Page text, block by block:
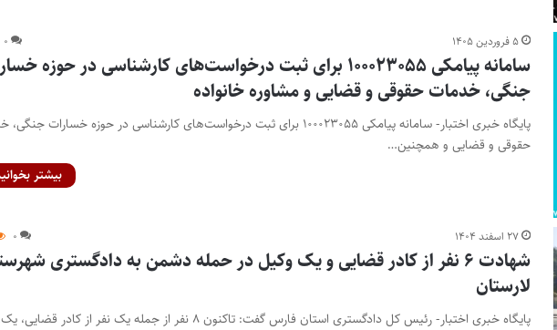
۵ فروردین ۱۴۰۵ ۰
سامانه پیامکی ۱۰۰۰۲۳۰۵۵ برای ثبت درخواست‌های کارشناسی در حوزه
جنگی، خدمات حقوقی و قضایی و مشاوره خانواده
پایگاه خبری اختبار- سامانه پیامکی ۱۰۰۰۲۳۰۵۵ برای ثبت درخواست‌های کارشناسی در حوزه خسارات
حقوقی و قضایی و همچنین…
بیشتر
۲۷ اسفند ۱۴۰۴ ۰
شهادت ۶ نفر از کادر قضایی و یک وکیل در حمله دشمن به دادگستری
لارستان
پایگاه خبری اختبار- رئیس کل دادگستری استان فارس گفت: تاکنون ۸ نفر از جمله یک نفر از کادر قضایی، یک…